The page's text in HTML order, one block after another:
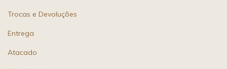
Trocas e Devoluções
Entrega
Atacado